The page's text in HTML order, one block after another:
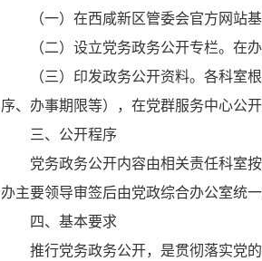
（一）在西咸新区管委会官方网站
（二）设立党务政务公开专栏。在
（三）印发政务公开资料。各科
序、办事期限等），在党群服务中心公
三、公开程序
党务政务公开内容由相关责任科室
办主要领导审签后由党政综合办公室统一
四、基本要求
推行党务政务公开，是贯彻落实党